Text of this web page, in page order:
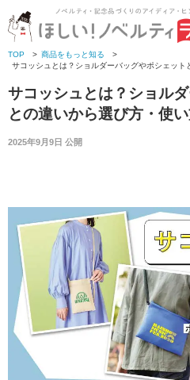
TOP > 商品をもっと知る
>
サコッシュとは？ショルダーバッグやポシェッ
サコッシュとは？ショル
との違いから選び方・使
2025年9月9日 公開